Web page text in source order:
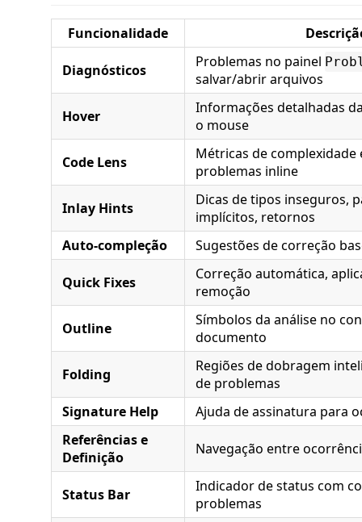
Funcionalidade
Diagnósticos Problemas no painel
salvar/abrir arquivos
Hover
Informações detalhadas
o mouse
Code Lens
Métricas de complexidade
problemas inline
Inlay Hints
Dicas de tipos inseguros,
implícitos, retornos
Auto-compleção
Sugestões de correção
Quick Fixes
Correção automática,
remoção
Outline
Símbolos da análise no
documento
Folding
Regiões de dobragem
de problemas
Signature Help
Ajuda de assinatura para
Referências e
Definição
Navegação entre
Status Bar
Indicador de status com
problemas